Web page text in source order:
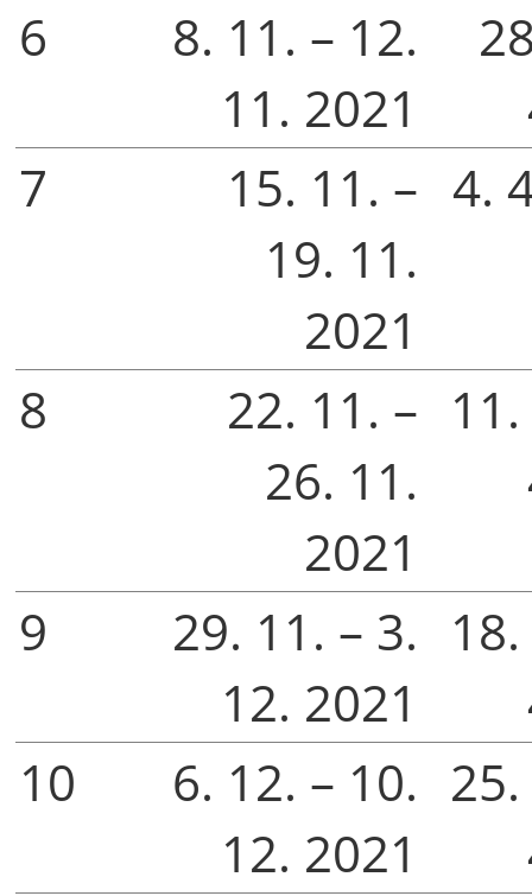
6
8. 11. – 12.
11. 2021
7
15. 11. –
19. 11.
2021
4.
8
22. 11. –
26. 11.
2021
9
29. 11. – 3.
12. 2021
10
6. 12. – 10.
12. 2021